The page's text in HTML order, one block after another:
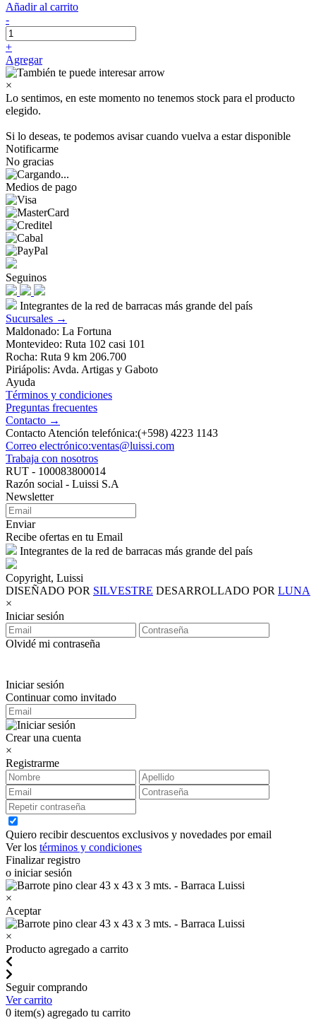
Añadir al carrito
-
+
Agregar
×
Lo sentimos, en este momento no tenemos stock para el producto
elegido.
Si lo deseas, te podemos avisar cuando vuelva a estar disponible
Notificarme
No gracias
Medios de pago
Seguinos
Integrantes de la red de barracas más grande del país
Sucursales →
Maldonado: La Fortuna
Montevideo: Ruta 102 casi 101
Rocha: Ruta 9 km 206.700
Piriápolis: Avda. Artigas y Gaboto
Ayuda
Términos y condiciones
Preguntas frecuentes
Contacto →
Contacto Atención telefónica:(+598) 4223 1143
Correo electrónico:ventas@luissi.com
Trabaja con nosotros
RUT - 100083800014
Razón social - Luissi S.A
Newsletter
Enviar
Recibe ofertas en tu Email
Integrantes de la red de barracas más grande del país
Copyright, Luissi
DISEÑADO POR SILVESTRE DESARROLLADO POR LUNA
×
Iniciar sesión
Olvidé mi contraseña
Iniciar sesión
Continuar como invitado
Crear una cuenta
×
Registrarme
Quiero recibir descuentos exclusivos y novedades por email
Ver los términos y condiciones
Finalizar registro
o iniciar sesión
×
Aceptar
×
Producto agregado a carrito
Seguir comprando
Ver carrito
0 item(s) agregado tu carrito